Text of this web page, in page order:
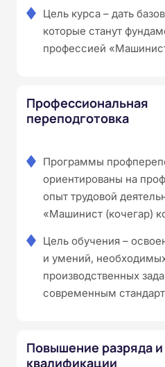
Цель курса – дать
которые станут
профессией
Профессиональная
переподготовка
Программы
ориентированы на
опыт трудовой
«Машинист (кочегар)
Цель обучения –
и умений,
производственных
современным
Повышение разряда и
квалификации